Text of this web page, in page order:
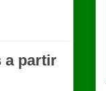
a partir